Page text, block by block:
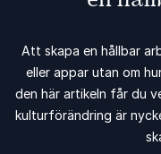
Att skapa en hållbar
eller appar utan om
den här artikeln får du
kulturförändring är